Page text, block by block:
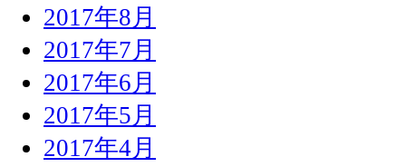
2017年8月
2017年7月
2017年6月
2017年5月
2017年4月